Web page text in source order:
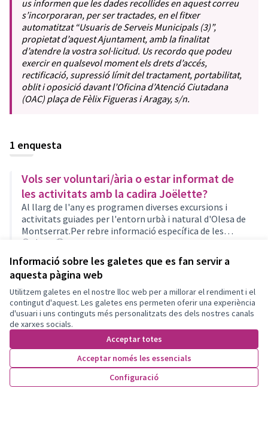
Informació sobre les galetes que es fan servir a
aquesta pàgina web
Utilitzem galetes en el nostre lloc web per a millorar el rendiment i el
contingut d'aquest. Les galetes ens permeten oferir una experiència
d'usuari i uns continguts més personalitzats des dels nostres canals
de xarxes socials.
Acceptar totes
Acceptar només les essencials
Configuració
us informen que les dades recollides en aquest correu
s’incorporaran, per ser tractades, en el fitxer
automatitzat “Usuaris de Serveis Municipals (3)”,
propietat d’aquest Ajuntament, amb la finalitat
d’atendre la vostra sol·licitud. Us recordo que podeu
exercir en qualsevol moment els drets d’accés,
rectificació, supressió límit del tractament, portabilitat,
oblit i oposició davant l’Oficina d’Atenció Ciutadana
(OAC) plaça de Fèlix Figueras i Aragay, s/n.
1 enquesta
Vols ser voluntari/ària o estar informat de
les activitats amb la cadira Joëlette?
Al llarg de l'any es programen diverses excursions i
activitats guiades per l'entorn urbà i natural d'Olesa de
Montserrat.Per rebre informació específica de les
futures sortides i activitats guiades amb la cadira
Joëlette cal omplir els seg…
Oberta
Termes i condicions d'ús
Configuració de les galetes